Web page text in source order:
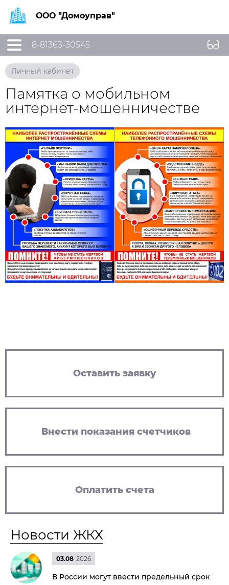
ООО "Домоуправ"
8-81363-30545
Личный кабинет
Памятка о мобильном
интернет-мошенничестве
Оставить заявку
Внести показания счетчиков
Оплатить счета
Новости ЖКХ
03.08 2026
В России могут ввести предельный срок